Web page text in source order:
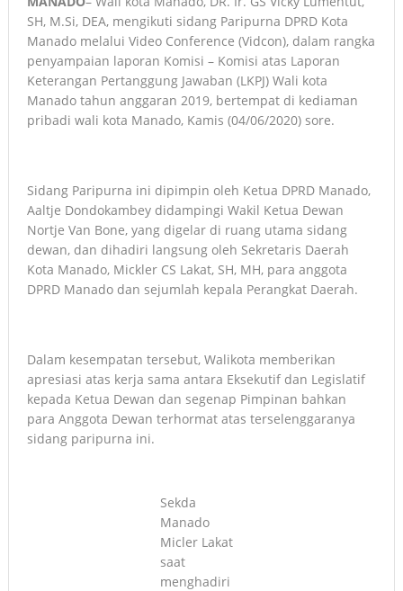
SH, M.Si, DEA, mengikuti sidang Paripurna DPRD Kota
Manado melalui Video Conference (Vidcon), dalam rangka
penyampaian laporan Komisi – Komisi atas Laporan
Keterangan Pertanggung Jawaban (LKPJ) Wali kota
Manado tahun anggaran 2019, bertempat di kediaman
pribadi wali kota Manado, Kamis (04/06/2020) sore.
Sidang Paripurna ini dipimpin oleh Ketua DPRD Manado,
Aaltje Dondokambey didampingi Wakil Ketua Dewan
Nortje Van Bone, yang digelar di ruang utama sidang
dewan, dan dihadiri langsung oleh Sekretaris Daerah
Kota Manado, Mickler CS Lakat, SH, MH, para anggota
DPRD Manado dan sejumlah kepala Perangkat Daerah.
Dalam kesempatan tersebut, Walikota memberikan
apresiasi atas kerja sama antara Eksekutif dan Legislatif
kepada Ketua Dewan dan segenap Pimpinan bahkan
para Anggota Dewan terhormat atas terselenggaranya
sidang paripurna ini.
Sekda
Manado
Micler Lakat
saat
menghadiri